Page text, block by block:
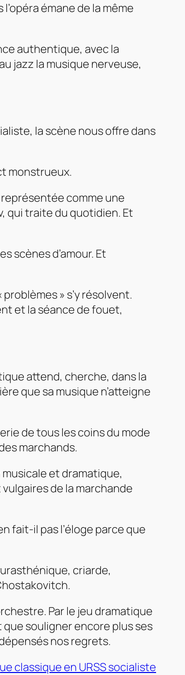
émane de la même
authentique, avec la
jazz la musique nerveuse,
la scène nous offre dans
monstrueux.
comme une
qui traite du quotidien. Et
scènes d’amour. Et
» s’y résolvent.
et la séance de fouet,
attend, cherche, dans la
que sa musique n’atteigne
de tous les coins du mode
marchands.
et dramatique,
de la marchande
fait-il pas l’éloge parce que
criarde,
Par le jeu dramatique
que souligner encore plus ses
nos regrets.
classique en URSS socialiste